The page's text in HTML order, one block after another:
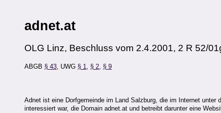
adnet.at
OLG Linz, Beschluss vom 2.4.2001, 2 R 52/
ABGB § 43, UWG § 1, § 2, § 9
Adnet ist eine Dorfgemeinde im Land Salzburg, die im Internet
interessiert war, die Domain adnet.at und betreibt darunter eine